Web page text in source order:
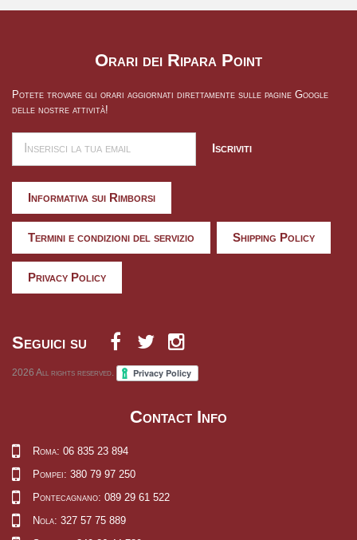
Orari dei Ripara Point
Potete trovare gli orari aggiornati direttamente sulle pagine Google
delle nostre attività!
Iscriviti
Informativa sui Rimborsi
Termini e condizioni del servizio Shipping Policy
Privacy Policy
Seguici su
2026 All rights reserved.
Contact Info
Roma: 06 835 23 894
Pompei: 380 79 97 250
Pontecagnano: 089 29 61 522
Nola: 327 57 75 889